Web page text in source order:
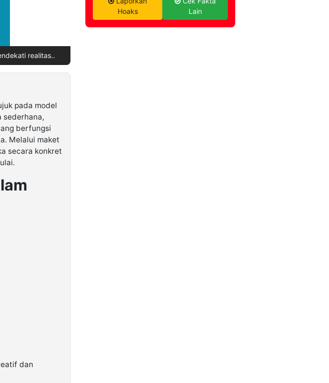
realitas..
pada model
sederhana,
berfungsi
Melalui maket
secara konkret
dan
Hoaks
Lain